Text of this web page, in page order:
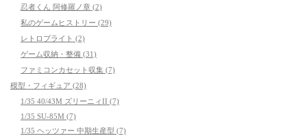
忍者くん 阿修羅ノ章 (2)
私のゲームヒストリー (29)
レトロブライト (2)
ゲーム収納・整備 (31)
ファミコンカセット収集 (7)
模型・フィギュア (28)
1/35 40/43M ズリーニィII (7)
1/35 SU-85M (7)
1/35 ヘッツァー 中期生産型 (7)